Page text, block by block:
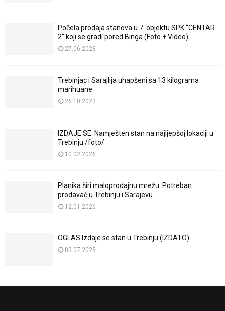
Počela prodaja stanova u 7. objektu SPK “CENTAR
2” koji se gradi pored Binga (Foto + Video)
27.06.2023
Trebinjac i Sarajlija uhapšeni sa 13 kilograma
marihuane
26.10.2023
IZDAJE SE: Namješten stan na najljepšoj lokaciji u
Trebinju /foto/
10.02.2026
Planika širi maloprodajnu mrežu: Potreban
prodavač u Trebinju i Sarajevu
12.01.2026
OGLAS Izdaje se stan u Trebinju (IZDATO)
03.07.2025